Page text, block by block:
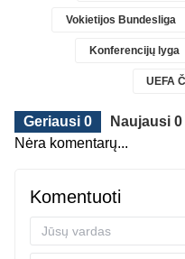
Vokietijos Bundesliga
Konferencijų lyga
UEFA
Geriausi 0 Naujausi 0
Nėra komentarų...
Komentuoti